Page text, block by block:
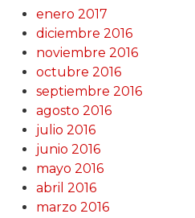
enero 2017
diciembre 2016
noviembre 2016
octubre 2016
septiembre 2016
agosto 2016
julio 2016
junio 2016
mayo 2016
abril 2016
marzo 2016